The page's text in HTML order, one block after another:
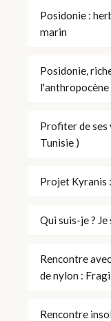
Posidonie :
marin
Posidonie,
l'anthropocène
Profiter de ses
Tunisie )
Projet Kyranis
Qui suis-je ?
Rencontre
de nylon :
Rencontre